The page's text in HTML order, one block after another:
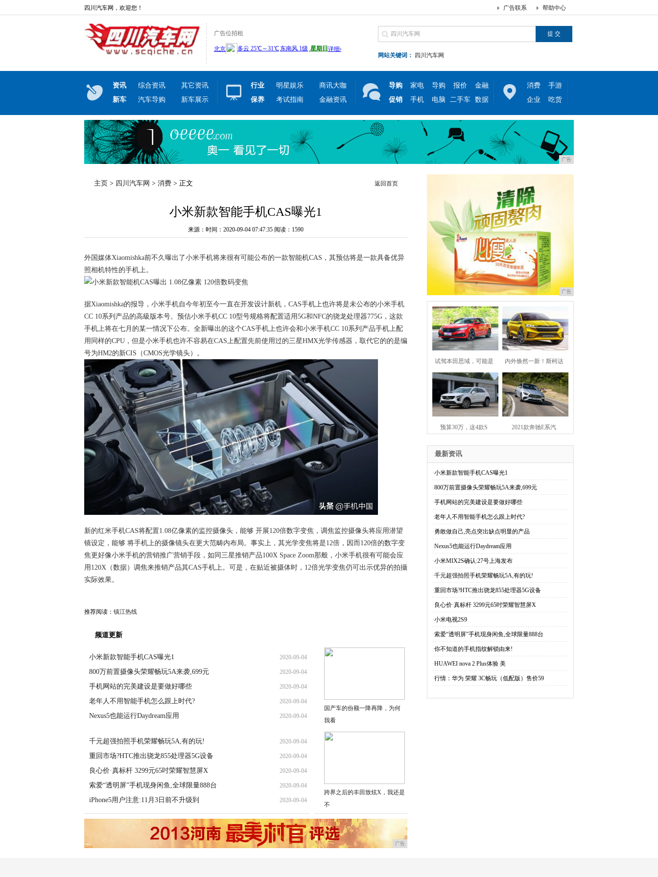
四川汽车网，欢迎您！ 帮助中心
广告联系
广告位招租
网站关键词： 四川汽车网
资讯 综合资讯
其它资讯
新车
汽车导购 新车展示
行业 明星娱乐
商讯大咖
保养
考试指南 金融资讯
导购 家电 导购 报价
金融
促销
手机 电脑 二手车 数据
消费
手游
企业
吃货
广告
主页 > 四川汽车网 > 消费 > 正文 返回首页
小米新款智能手机CAS曝光1
来源：时间：2020-09-04 07:47:35 阅读：1590
外国媒体Xiaomishka前不久曝出了小米手机将来很有可能公布的一款智能机CAS，其预估将是一款具备优异
照相机特性的手机上。
据Xiaomishka的报导，小米手机自今年初至今一直在开发设计新机，CAS手机上也许将是未公布的小米手机
CC 10系列产品的高級版本号。预估小米手机CC 10型号规格将配置适用5G和NFC的骁龙处理器775G，这款
手机上将在七月的某一情况下公布。全新曝出的这个CAS手机上也许会和小米手机CC 10系列产品手机上配
用同样的CPU，但是小米手机也许不容易在CAS上配置先前使用过的三星HMX光学传感器，取代它的的是编
号为HM2的新CIS（CMOS光学镜头）。
新的红米手机CAS将配置1.08亿像素的监控摄像头，能够 开展120倍数字变焦，调焦监控摄像头将应用潜望
镜设定，能够 将手机上的摄像镜头在更大范畴内布局。事实上，其光学变焦将是12倍，因而120倍的数字变
焦更好像小米手机的营销推广营销手段，如同三星推销产品100X Space Zoom那般，小米手机很有可能会应
用120X（数据）调焦来推销产品其CAS手机上。可是，在贴近被摄体时，12倍光学变焦仍可出示优异的拍攝
实际效果。
推荐阅读： 镇江热线
频道更新
小米新款智能手机CAS曝光1 2020-09-04
800万前置摄像头荣耀畅玩5A来袭,699元 2020-09-04
手机网站的完美建设是要做好哪些 2020-09-04
老年人不用智能手机怎么跟上时代? 2020-09-04
Nexus5也能运行Daydream应用 2020-09-04
千元超强拍照手机荣耀畅玩5A,有的玩! 2020-09-04
重回市场?HTC推出骁龙855处理器5G设备 2020-09-04
良心价·真标杆 3299元65吋荣耀智慧屏X 2020-09-04
索爱“透明屏”手机现身闲鱼,全球限量888台 2020-09-04
iPhone5用户注意:11月3日前不升级到 2020-09-04
国产车的份额一降再降，为何
我看
跨界之后的丰田致炫X，我还是
不
广告
广告
试驾本田思域，可能是 内外焕然一新！斯柯达
预算30万，这4款S 2021款奔驰E系汽
最新资讯
·小米新款智能手机CAS曝光1
·800万前置摄像头荣耀畅玩5A来袭,699元
·手机网站的完美建设是要做好哪些
·老年人不用智能手机怎么跟上时代?
·勇敢做自己,亮点突出缺点明显的产品
·Nexus5也能运行Daydream应用
·小米MIX2S确认:27号上海发布
·千元超强拍照手机荣耀畅玩5A,有的玩!
·重回市场?HTC推出骁龙855处理器5G设备
· 良心价·真标杆 3299元65吋荣耀智慧屏X
·小米电视2S9
·索爱“透明屏”手机现身闲鱼,全球限量888台
·你不知道的手机指纹解锁由来!
·HUAWEI nova 2 Plus体验 美
·行情：华为 荣耀 3C畅玩（低配版）售价59